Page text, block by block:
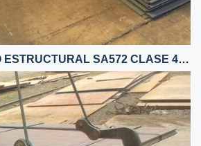
PLACA DE ACERO ESTRUCTURAL SA572 CLASE 42 [290] EN CHINA